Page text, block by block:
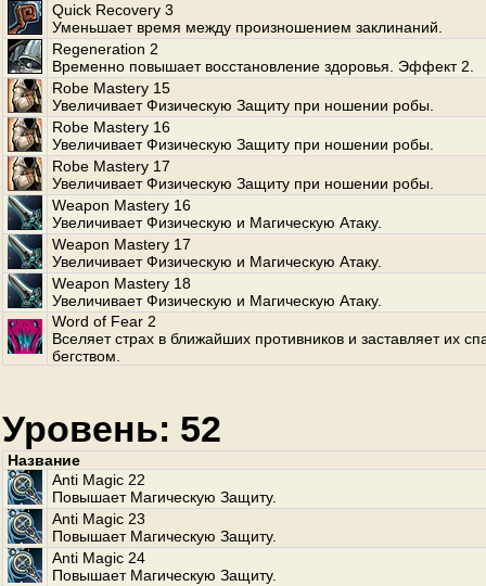
Quick Recovery 3
Уменьшает время между произношением заклинаний.
Regeneration 2
Временно повышает восстановление здоровья. Эффект 2.
Robe Mastery 15
Увеличивает Физическую Защиту при ношении робы.
Robe Mastery 16
Увеличивает Физическую Защиту при ношении робы.
Robe Mastery 17
Увеличивает Физическую Защиту при ношении робы.
Weapon Mastery 16
Увеличивает Физическую и Магическую Атаку.
Weapon Mastery 17
Увеличивает Физическую и Магическую Атаку.
Weapon Mastery 18
Увеличивает Физическую и Магическую Атаку.
Word of Fear 2
Вселяет страх в ближайших противников и заставляет их
бегством.
Уровень: 52
Название
Anti Magic 22
Повышает Магическую Защиту.
Anti Magic 23
Повышает Магическую Защиту.
Anti Magic 24
Повышает Магическую Защиту.